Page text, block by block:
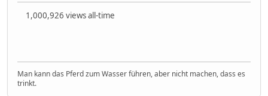
1,000,926 views all-time
Man kann das Pferd zum Wasser führen, aber nicht machen, dass es
trinkt.